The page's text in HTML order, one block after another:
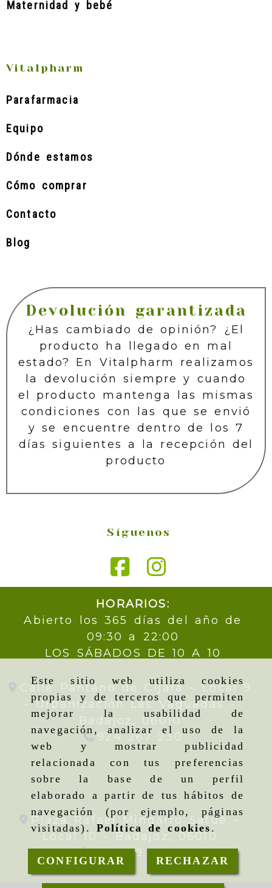
Este sitio web utiliza cookies
propias y de terceros que permiten
mejorar la usabilidad de
navegación, analizar el uso de la
web y mostrar publicidad
relacionada con tus preferencias
sobre la base de un perfil
elaborado a partir de tus hábitos de
navegación (por ejemplo, páginas
visitadas). Política de cookies .
CONFIGURAR RECHAZAR
Maternidad y bebé
Vitalpharm
Parafarmacia
Equipo
Dónde estamos
Cómo comprar
Contacto
Blog
Devolución garantizada
¿Has cambiado de opinión? ¿El
producto ha llegado en mal
estado? En Vitalpharm realizamos
la devolución siempre y cuando
el producto mantenga las mismas
condiciones con las que se envió
y se encuentre dentro de los 7
días siguientes a la recepción del
producto
Síguenos
HORARIOS:
Abierto los 365 días del año de
09:30 a 22:00
LOS SÁBADOS DE 10 A 10
Calle Pantano de Cijara – Local 9
- Urbanización Las Vaguadas -
Badajoz, 06010
924 267 230
Plaza Rafael Mingarro Satué –
Local 10 -
Badajoz, 06010
924 09 19 95